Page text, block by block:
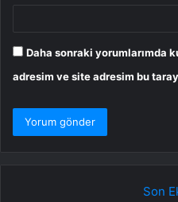
Daha sonraki yorumlarımda
adresim ve site adresim bu
Son